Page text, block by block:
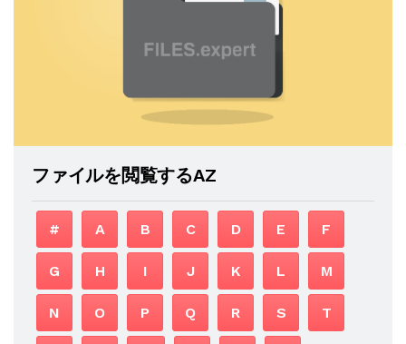
ファイルを閲覧するAZ
# A B C D E F
G H I J K L M
N O P Q R S T